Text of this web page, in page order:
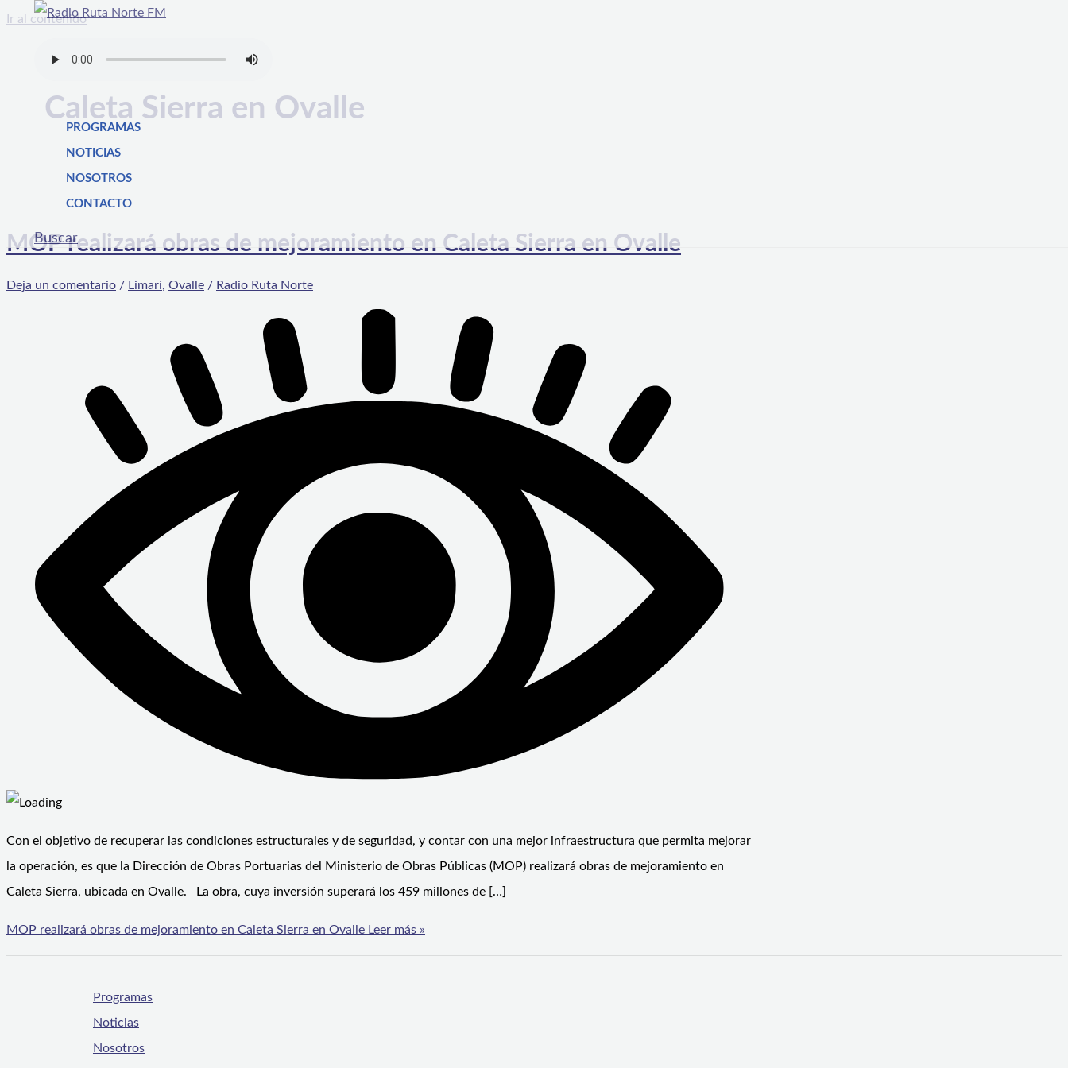
Ir al contenido
PROGRAMAS
NOTICIAS
NOSOTROS
CONTACTO
Buscar
Caleta Sierra en Ovalle
MOP realizará obras de mejoramiento en Caleta Sierra en Ovalle
Deja un comentario / Limarí, Ovalle / Radio Ruta Norte
Con el objetivo de recuperar las condiciones estructurales y de seguridad, y contar con una mejor infraestructura que permita mejorar
la operación, es que la Dirección de Obras Portuarias del Ministerio de Obras Públicas (MOP) realizará obras de mejoramiento en
Caleta Sierra, ubicada en Ovalle. La obra, cuya inversión superará los 459 millones de […]
MOP realizará obras de mejoramiento en Caleta Sierra en Ovalle Leer más »
Programas
Noticias
Nosotros